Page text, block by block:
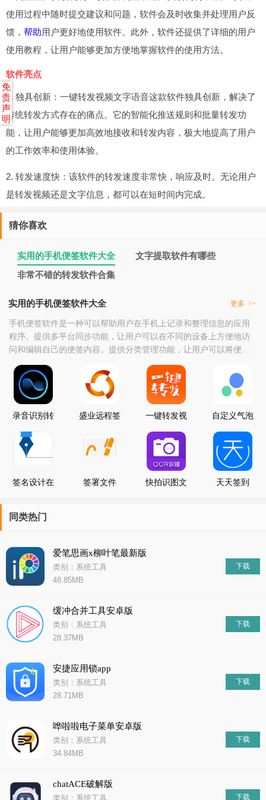
使用过程中随时提交建议和问题，软件会及时收集并处理用户反
馈， 帮助用户更好地使用软件。此外，软件还提供了详细的用户
使用教程，让用户能够更加方便地掌握软件的使用方法。
软件亮点
1. 独具创新：一键转发视频文字语音这款软件独具创新，解决了
传统转发方式存在的痛点。它的智能化推送规则和批量转发功
能，让用户能够更加高效地接收和转发内容，极大地提高了用户
的工作效率和使用体验。
2. 转发速度快：该软件的转发速度非常快，响应及时。无论用户
是转发视频还是文字信息，都可以在短时间内完成。
猜你喜欢
实用的手机便签软件大全
文字提取软件有哪些
非常不错的转发软件合集
实用的手机便签软件大全 更多 >>
手机便签软件是一种可以帮助用户在手机上记录和整理信息的应用
程序。提供多平台同步功能，让用户可以在不同的设备上方便地访
问和编辑自己的便签内容。提供分类管理功能，让用户可以将便签
按照不同的标签或类别进行分类和管理，方便查找和使用。提供语
音输入功能，让用户可以通过语音快速记录信息，提高效率。提供
图片插入功能，让用户可以方便地将图片插入到便签中，更好地表
达自己的思想和想法。提供提醒功能，让用户可以在特定的
录音识别转
盛业远程签
一键转发视
自定义气泡
签名设计在
签署文件
快拍识图文
天天签到
同类热门
爱笔思画x柳叶笔最新版
类别：系统工具
48.85MB
下载
缓冲合并工具安卓版
类别：系统工具
28.37MB
下载
安捷应用锁app
类别：系统工具
28.71MB
下载
哗啦啦电子菜单安卓版
类别：系统工具
34.84MB
下载
chatACE破解版
类别：系统工具 下载
免
责
声
明